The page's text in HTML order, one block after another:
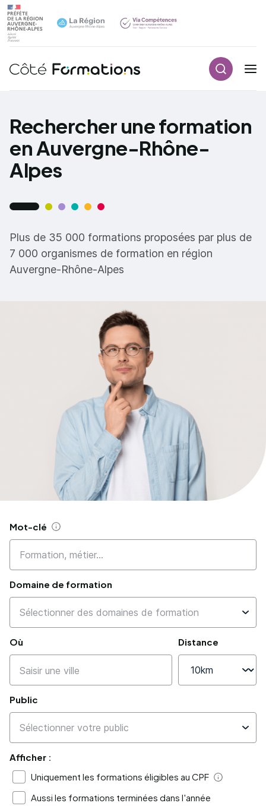
Navigation principale
Rechercher une formation
en Auvergne-Rhône-
Alpes
Plus de 35 000 formations proposées par plus de
7 000 organismes de formation en région
Auvergne-Rhône-Alpes
Mot-clé Aide
Domaine de formation
Où Distance
Public
Afficher :
Uniquement les formations éligibles au CPF
Aide
Aussi les formations terminées dans l'année